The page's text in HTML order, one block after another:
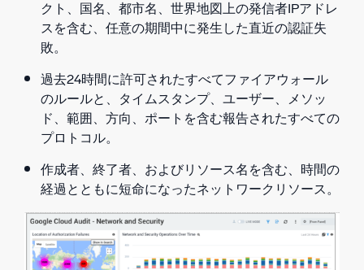
クト、国名、都市名、世界地図上の発信者IPアドレ
スを含む、任意の期間中に発生した直近の認証失
敗。
過去24時間に許可されたすべてファイアウォール
のルールと、タイムスタンプ、ユーザー、メソッ
ド、範囲、方向、ポートを含む報告されたすべての
プロトコル。
作成者、終了者、およびリソース名を含む、時間の
経過とともに短命になったネットワークリソース。